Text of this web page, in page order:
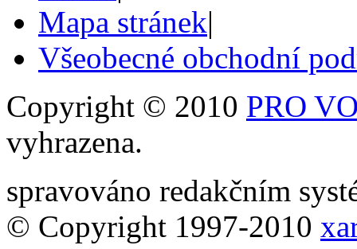
Mapa stránek|
Všeobecné obchodní
Copyright © 2010 PRO
vyhrazena.
spravováno redakčním
© Copyright 1997-2010